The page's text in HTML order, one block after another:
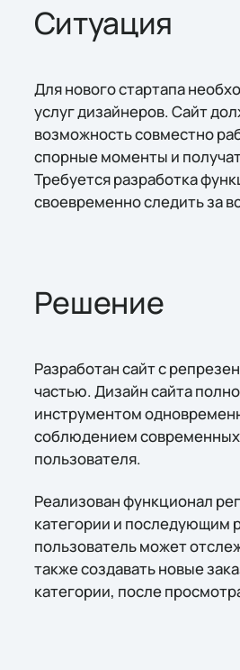
Ситуация
Для нового стартапа
услуг дизайнеров. Сайт
возможность совместно
спорные моменты и
Требуется разработка
своевременно следить за
Решение
Разработан сайт с
частью. Дизайн сайта
инструментом
соблюдением современных
пользователя.
Реализован функционал
категории и последующим
пользователь может
также создавать новые
категории, после